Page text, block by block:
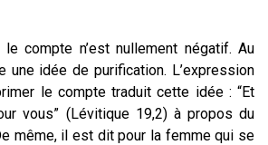
compte n’est nullement négatif. Au
une idée de purification. L’expression
le compte traduit cette idée : “Et
vous” (Lévitique 19,2) à propos du
même, il est dit pour la femme qui se